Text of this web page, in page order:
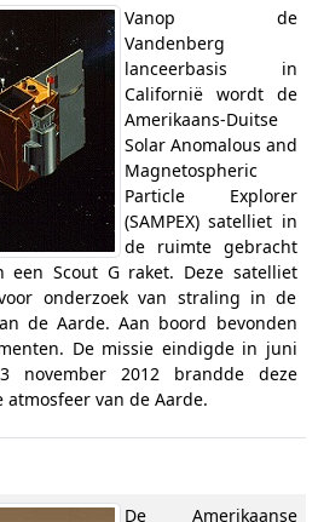
Vanop de
Vandenberg
lanceerbasis in
Californië wordt de
Amerikaans-Duitse
Solar Anomalous and
Magnetospheric
Particle Explorer
(SAMPEX) satelliet in
de ruimte gebracht
een Scout G raket. Deze satelliet
onderzoek van straling in de
de Aarde. Aan boord bevonden
De missie eindigde in juni
november 2012 brandde deze
van de Aarde.
De Amerikaanse